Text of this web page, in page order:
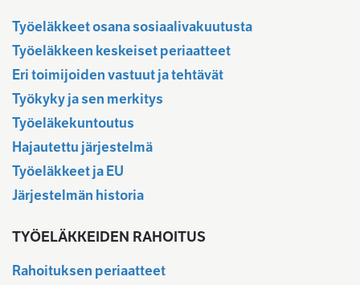
Työeläkkeet osana sosiaalivakuutusta
Työeläkkeen keskeiset periaatteet
Eri toimijoiden vastuut ja tehtävät
Työkyky ja sen merkitys
Työeläkekuntoutus
Hajautettu järjestelmä
Työeläkkeet ja EU
Järjestelmän historia
TYÖELÄKKEIDEN RAHOITUS
Rahoituksen periaatteet